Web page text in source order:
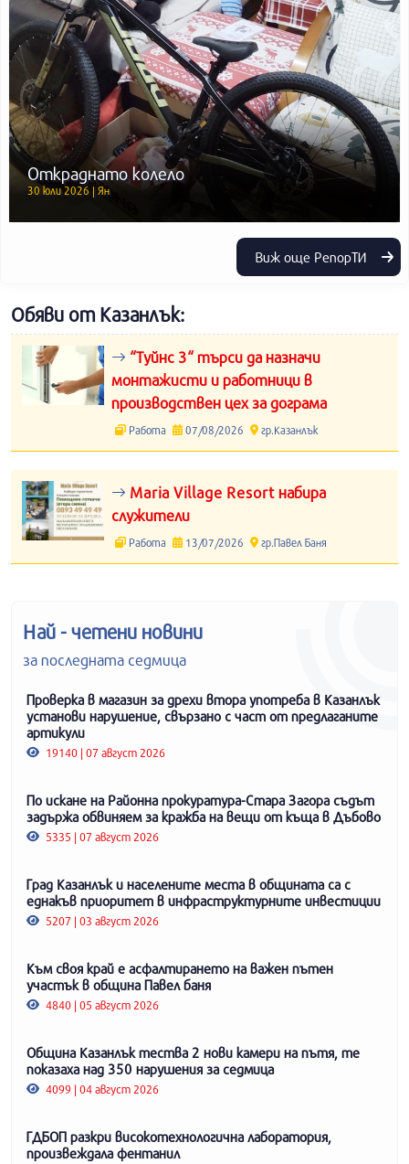
Откраднато колело
30 юли 2026 | Ян
Виж още РепорТИ
Обяви от Казанлък:
“Туйнс 3“ търси да назначи
монтажисти и работници в
производствен цех за дограма
Работа 07/08/2026 гр.Казанлък
Maria Village Resort набира
служители
Работа 13/07/2026 гр.Павел Баня
Най - четени новини
за последната седмица
Проверка в магазин за дрехи втора употреба в Казанлък
установи нарушение, свързано с част от предлаганите
артикули
19140 | 07 август 2026
По искане на Районна прокуратура-Стара Загора съдът
задържа обвиняем за кражба на вещи от къща в Дъбово
5335 | 07 август 2026
Град Казанлък и населените места в общината са с
еднакъв приоритет в инфраструктурните инвестиции
5207 | 03 август 2026
Към своя край е асфалтирането на важен пътен
участък в община Павел баня
4840 | 05 август 2026
Община Казанлък тества 2 нови камери на пътя, те
показаха над 350 нарушения за седмица
4099 | 04 август 2026
ГДБОП разкри високотехнологична лаборатория,
произвеждала фентанил